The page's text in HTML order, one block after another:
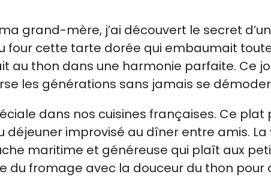
grand-mère, j’ai découvert le secret
four cette tarte dorée qui embaumait toute
thon dans une harmonie parfaite. Ce
les générations sans jamais se
dans nos cuisines françaises. Ce plat
déjeuner improvisé au dîner entre amis.
maritime et généreuse qui plaît aux
du fromage avec la douceur du thon pour